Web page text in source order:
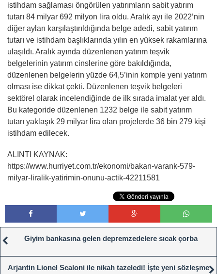
istihdam sağlaması öngörülen yatırımların sabit yatırım
tutarı 84 milyar 692 milyon lira oldu. Aralık ayı ile 2022’nin
diğer ayları karşılaştırıldığında belge adedi, sabit yatırım
tutarı ve istihdam başlıklarında yılın en yüksek rakamlarına
ulaşıldı. Aralık ayında düzenlenen yatırım teşvik
belgelerinin yatırım cinslerine göre bakıldığında,
düzenlenen belgelerin yüzde 64,5’inin komple yeni yatırım
olması ise dikkat çekti. Düzenlenen teşvik belgeleri
sektörel olarak incelendiğinde de ilk sırada imalat yer aldı.
Bu kategoride düzenlenen 1232 belge ile sabit yatırım
tutarı yaklaşık 29 milyar lira olan projelerde 36 bin 279 kişi
istihdam edilecek.
ALINTI KAYNAK:
https://www.hurriyet.com.tr/ekonomi/bakan-varank-579-
milyar-liralik-yatirimin-onunu-actik-42211581
Giyim bankasına gelen depremzedelere sıcak çorba
Arjantin Lionel Scaloni ile nikah tazeledi! İşte yeni sözleşme